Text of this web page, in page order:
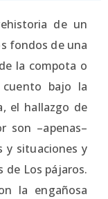
de un
fondos de una
la compota o
bajo la
el hallazgo de
son –apenas–
y situaciones y
de Los pájaros.
la engañosa